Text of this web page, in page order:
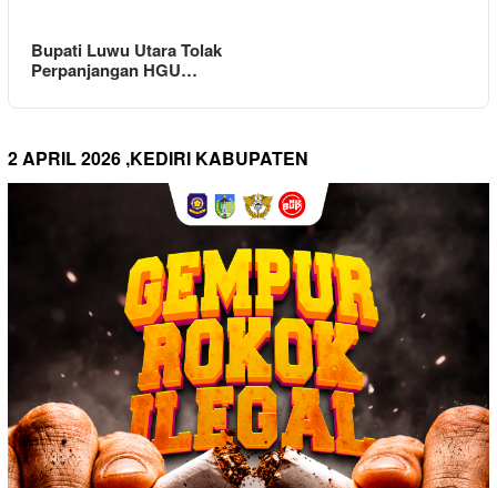
Bupati Luwu Utara Tolak
Perpanjangan HGU…
2 APRIL 2026 ,KEDIRI KABUPATEN